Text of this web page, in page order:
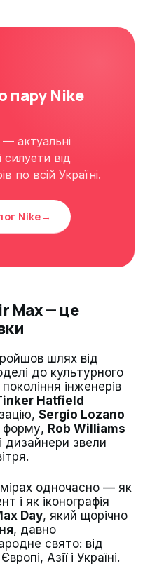
пару Nike
— актуальні
силуети від
по всій Україні.
Nike→
Max — це
шлях від
до культурного
інженерів
Hatfield
Sergio Lozano
форму, Rob Williams
дизайнери звели
одночасно — як
і як іконографія
Day, який щорічно
, давно
свято: від
Азії і Україні.